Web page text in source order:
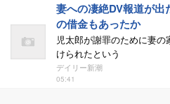
妻への凄絶DV報道が出
の借金もあったか
児太郎が謝罪のために妻
けられたという
デイリー新潮
05:41